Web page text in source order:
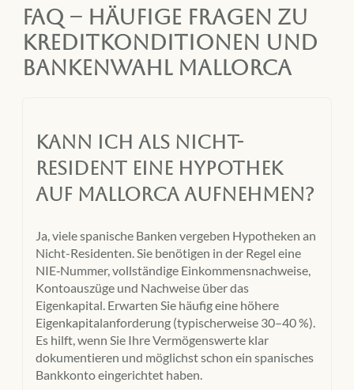
FAQ – Häufige Fragen zu
Kreditkonditionen und
Bankenwahl Mallorca
Kann ich als Nicht-
Resident eine Hypothek
auf Mallorca aufnehmen?
Ja, viele spanische Banken vergeben Hypotheken an
Nicht-Residenten. Sie benötigen in der Regel eine
NIE‑Nummer, vollständige Einkommensnachweise,
Kontoauszüge und Nachweise über das
Eigenkapital. Erwarten Sie häufig eine höhere
Eigenkapitalanforderung (typischerweise 30–40 %).
Es hilft, wenn Sie Ihre Vermögenswerte klar
dokumentieren und möglichst schon ein spanisches
Bankkonto eingerichtet haben.